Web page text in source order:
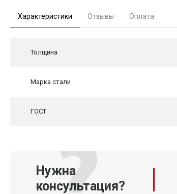
Характеристики Отзывы Оплата
Толщина
Марка стали
ГОСТ
Нужна
консультация?